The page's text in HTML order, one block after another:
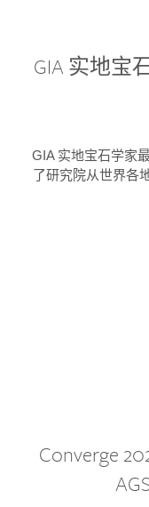
GIA 实地宝
GIA 实地宝石学家
了研究院从世界各
Converge